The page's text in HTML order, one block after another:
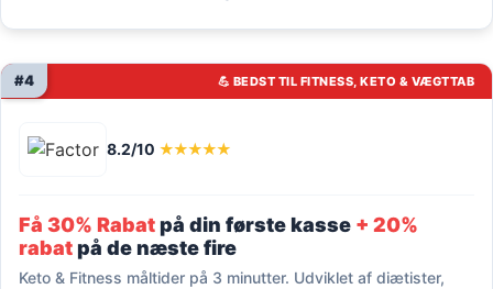
💪 BEDST TIL FITNESS, KETO & VÆGTTAB
#4
8.2/10 ★★★★★
Få 30% Rabatpå din første kasse + 20%
rabatpå de næste fire
Keto & Fitness måltider på 3 minutter. Udviklet af diætister,